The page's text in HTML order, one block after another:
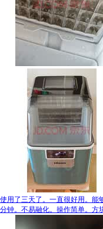
使用了三天了。一直很好用。能
分钟。不易融化。操作简单。方